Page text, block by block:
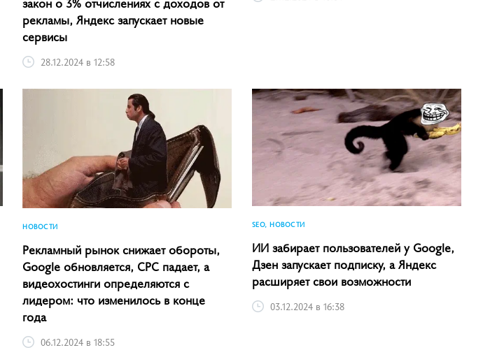
рекламы, Яндекс запускает новые
сервисы
28.12.2024 в 12:58
НОВОСТИ
Рекламный рынок снижает обороты,
Google обновляется, CPC падает, а
видеохостинги определяются с
лидером: что изменилось в конце
года
06.12.2024 в 18:55
SEO, НОВОСТИ
ИИ забирает пользователей у Google,
Дзен запускает подписку, а Яндекс
расширяет свои возможности
03.12.2024 в 16:38